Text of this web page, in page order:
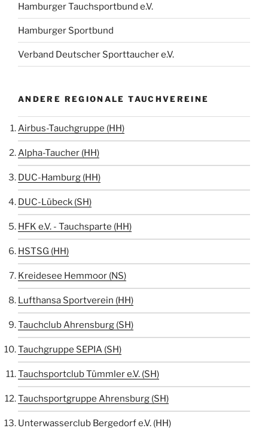
Hamburger Tauchsportbund e.V.
Hamburger Sportbund
Verband Deutscher Sporttaucher e.V.
ANDERE REGIONALE TAUCHVEREINE
Airbus-Tauchgruppe (HH)
Alpha-Taucher (HH)
DUC-Hamburg (HH)
DUC-Lübeck (SH)
HFK e.V. - Tauchsparte (HH)
HSTSG (HH)
Kreidesee Hemmoor (NS)
Lufthansa Sportverein (HH)
Tauchclub Ahrensburg (SH)
Tauchgruppe SEPIA (SH)
Tauchsportclub Tümmler e.V. (SH)
Tauchsportgruppe Ahrensburg (SH)
Unterwasserclub Bergedorf e.V. (HH)